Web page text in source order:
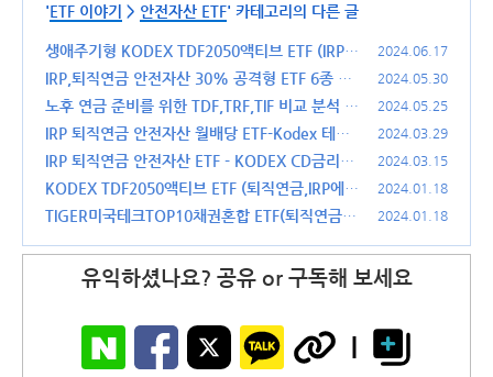
'ETF 이야기 > 안전자산 ETF' 카테고리의 다른 글
생애주기형 KODEX TDF2050액티브 ETF (IRP,
퇴직연금 안전자산)
(1)
2024.06.17
IRP,퇴직연금 안전자산 30% 공격형 ETF 6종 비
교 (수익율, 수수료 등)
(1)
2024.05.30
노후 연금 준비를 위한 TDF,TRF,TIF 비교 분석 (f
t. 개인연금저축, IRP 에서)
(0)
2024.05.25
IRP 퇴직연금 안전자산 월배당 ETF-Kodex 테슬
라인컴프리미엄채권혼합액티브 ETF
(0)
2024.03.29
IRP 퇴직연금 안전자산 ETF - KODEX CD금리액
티브(합성) ETF
(2)
2024.03.15
KODEX TDF2050액티브 ETF (퇴직연금,IRP에서
투자할 수 있는 안전자산)
(0)
2024.01.18
TIGER미국테크TOP10채권혼합 ETF(퇴직연금, I
2024.01.18
유익하셨나요? 공유 or 구독해 보세요